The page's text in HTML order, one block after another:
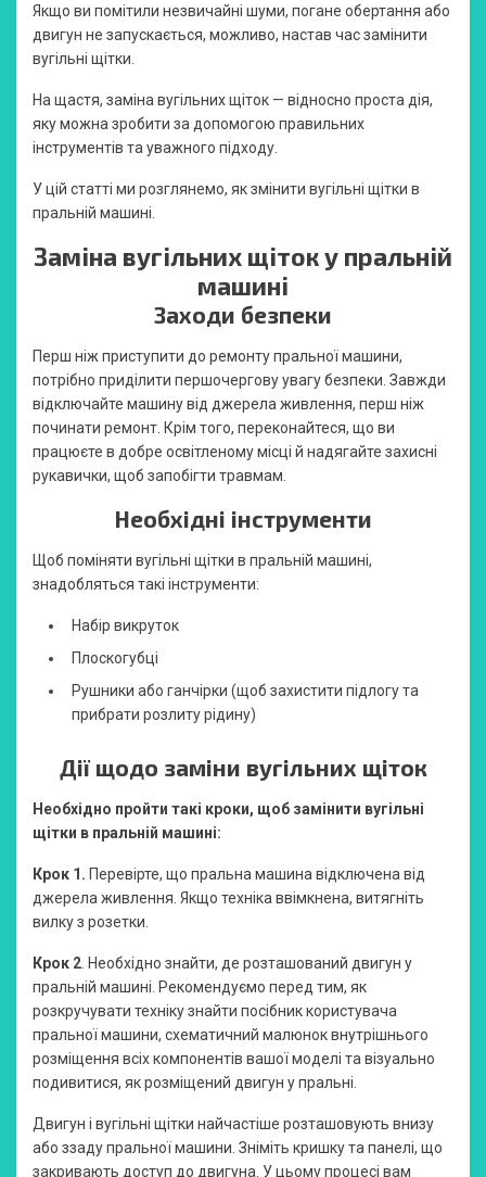
Якщо ви помітили незвичайні шуми, погане обертання або
двигун не запускається, можливо, настав час замінити
вугільні щітки.
На щастя, заміна вугільних щіток — відносно проста дія,
яку можна зробити за допомогою правильних
інструментів та уважного підходу.
У цій статті ми розглянемо, як змінити вугільні щітки в
пральній машині.
Заміна вугільних щіток у пральній
машині
Заходи безпеки
Перш ніж приступити до ремонту пральної машини,
потрібно приділити першочергову увагу безпеки. Завжди
відключайте машину від джерела живлення, перш ніж
починати ремонт. Крім того, переконайтеся, що ви
працюєте в добре освітленому місці й надягайте захисні
рукавички, щоб запобігти травмам.
Необхідні інструменти
Щоб поміняти вугільні щітки в пральній машині,
знадобляться такі інструменти:
Набір викруток
Плоскогубці
Рушники або ганчірки (щоб захистити підлогу та
прибрати розлиту рідину)
Дії щодо заміни вугільних щіток
Необхідно пройти такі кроки, щоб замінити вугільні
щітки в пральній машині:
Крок 1. Перевірте, що пральна машина відключена від
джерела живлення. Якщо техніка ввімкнена, витягніть
вилку з розетки.
Крок 2. Необхідно знайти, де розташований двигун у
пральній машині. Рекомендуємо перед тим, як
розкручувати техніку знайти посібник користувача
пральної машини, схематичний малюнок внутрішнього
розміщення всіх компонентів вашої моделі та візуально
подивитися, як розміщений двигун у пральні.
Двигун і вугільні щітки найчастіше розташовують внизу
або ззаду пральної машини. Зніміть кришку та панелі, що
закривають доступ до двигуна. У цьому процесі вам